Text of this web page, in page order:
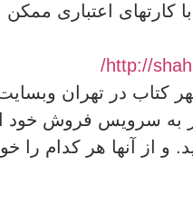
کارتهای اعتباری
http://
کتاب در تهران
به سرویس فروش خود
و از آنها هر کدام را